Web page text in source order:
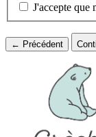
J'accepte que
← Précédent